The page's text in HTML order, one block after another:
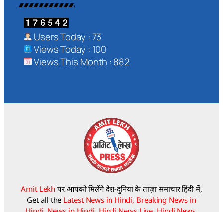
Users Today : 73
Views Today : 100
Views This Month : 882
Amit Lekh पर आपको मिलेंगे देश-दुनिया के ताज़ा समाचार हिंदी में,
Get all the Latest News in Hindi, Breaking News in